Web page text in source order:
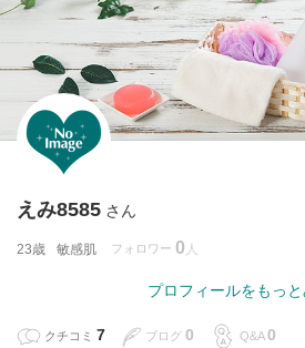
えみ8585 さん
23歳 敏感肌 フォロワー 0
プロフィールをもっ
クチコミ 7 ブログ 0 Q&A 0